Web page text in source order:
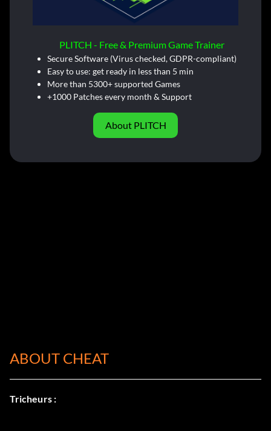
PLITCH - Free & Premium Game Trainer
Secure Software (Virus checked, GDPR-compliant)
Easy to use: get ready in less than 5 min
More than 5300+ supported Games
+1000 Patches every month & Support
About PLITCH
ABOUT CHEAT
Tricheurs :